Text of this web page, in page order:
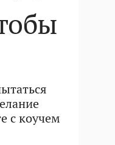
с коучем